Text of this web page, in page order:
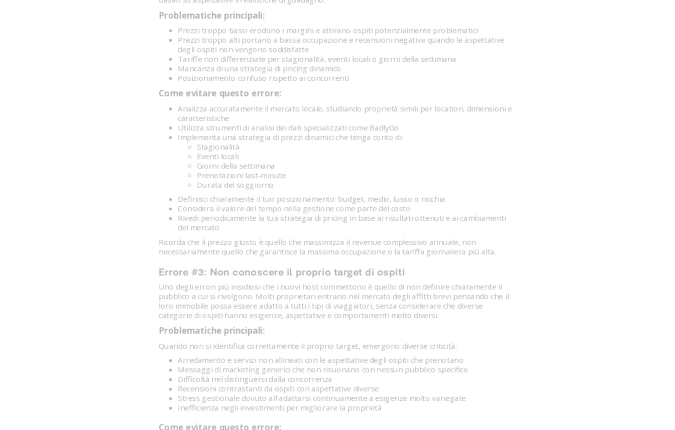
Problematiche principali:
Prezzi troppo bassi erodono i margini e attirano ospiti potenzialmente problematici
Prezzi troppo alti portano a bassa occupazione e recensioni negative quando le aspettative
degli ospiti non vengono soddisfatte
Tariffe non differenziate per stagionalità, eventi locali o giorni della settimana
Mancanza di una strategia di pricing dinamico
Posizionamento confuso rispetto ai concorrenti
Come evitare questo errore:
Analizza accuratamente il mercato locale, studiando proprietà simili per location, dimensioni e
caratteristiche
Utilizza strumenti di analisi dei dati specializzati come BadlyGo
Implementa una strategia di prezzi dinamici che tenga conto di:
Stagionalità
Eventi locali
Giorni della settimana
Prenotazioni last-minute
Durata del soggiorno
Definisci chiaramente il tuo posizionamento: budget, medio, lusso o nicchia
Considera il valore del tempo nella gestione come parte del costo
Rivedi periodicamente la tua strategia di pricing in base ai risultati ottenuti e ai cambiamenti
del mercato
Ricorda che il prezzo giusto è quello che massimizza il revenue complessivo annuale, non
necessariamente quello che garantisce la massima occupazione o la tariffa giornaliera più alta.
Errore #3: Non conoscere il proprio target di ospiti
Uno degli errori più insidiosi che i nuovi host commettono è quello di non definire chiaramente il
pubblico a cui si rivolgono. Molti proprietari entrano nel mercato degli affitti brevi pensando che il
loro immobile possa essere adatto a tutti i tipi di viaggiatori, senza considerare che diverse
categorie di ospiti hanno esigenze, aspettative e comportamenti molto diversi.
Problematiche principali:
Quando non si identifica correttamente il proprio target, emergono diverse criticità:
Arredamento e servizi non allineati con le aspettative degli ospiti che prenotano
Messaggi di marketing generici che non risuonano con nessun pubblico specifico
Difficoltà nel distinguersi dalla concorrenza
Recensioni contrastanti da ospiti con aspettative diverse
Stress gestionale dovuto all'adattarsi continuamente a esigenze molto variegate
Inefficienza negli investimenti per migliorare la proprietà
Come evitare questo errore: